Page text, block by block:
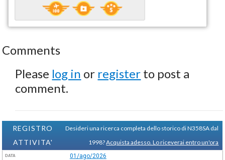
Comments
Please log in or register to post a
comment.
REGISTRO
ATTIVITA'
Desideri una ricerca completa dello storico di N358SA dal
1998?Acquista adesso. Lo riceverai entro un'ora
DATA 01/ago/2026